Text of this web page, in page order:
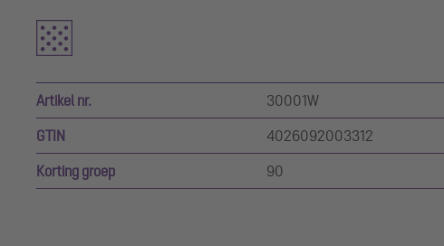
Artikel nr. 30001W
GTIN 4026092003312
Korting groep 90